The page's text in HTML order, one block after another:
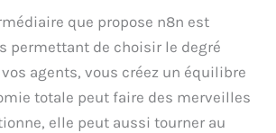
que propose n8n est
permettant de choisir le degré
agents, vous créez un équilibre
totale peut faire des merveilles
elle peut aussi tourner au